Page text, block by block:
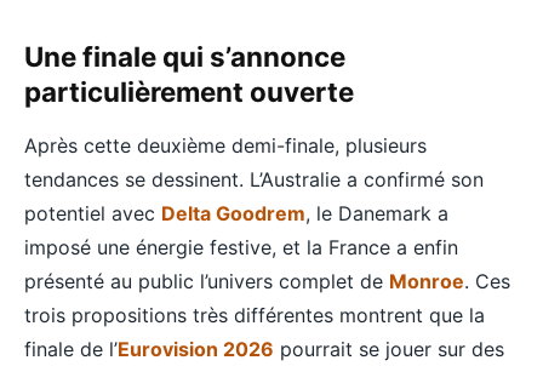
Une finale qui s’annonce
particulièrement ouverte
Après cette deuxième demi-finale, plusieurs
tendances se dessinent. L’Australie a confirmé son
potentiel avec Delta Goodrem, le Danemark a
imposé une énergie festive, et la France a enfin
présenté au public l’univers complet de Monroe. Ces
trois propositions très différentes montrent que la
finale de l’Eurovision 2026 pourrait se jouer sur des